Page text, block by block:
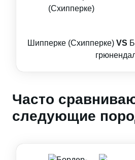
Шипперке (Схипперке) VS
Часто
следующие